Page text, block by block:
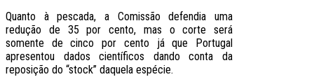
Quanto à pescada, a Comissão defendia uma
redução de 35 por cento, mas o corte será
somente de cinco por cento já que Portugal
apresentou dados científicos dando conta da
reposição do “stock” daquela espécie.